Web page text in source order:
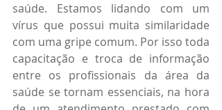
saúde. Estamos lidando com um
vírus que possui muita similaridade
com uma gripe comum. Por isso toda
capacitação e troca de informação
entre os profissionais da área da
saúde se tornam essenciais, na hora